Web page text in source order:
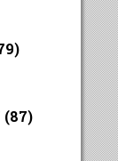
(87)